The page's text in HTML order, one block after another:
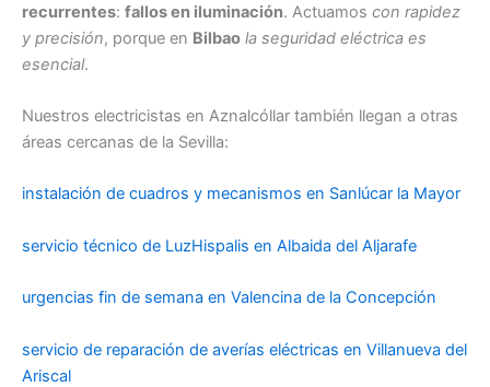
recurrentes: fallos en iluminación. Actuamos con rapidez
y precisión, porque en Bilbao la seguridad eléctrica es
esencial.
Nuestros electricistas en Aznalcóllar también llegan a otras
áreas cercanas de la Sevilla:
instalación de cuadros y mecanismos en Sanlúcar la Mayor
servicio técnico de LuzHispalis en Albaida del Aljarafe
urgencias fin de semana en Valencina de la Concepción
servicio de reparación de averías eléctricas en Villanueva del
Ariscal